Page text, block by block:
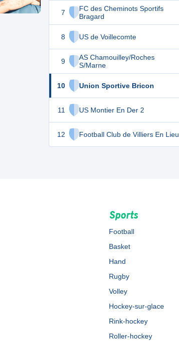
7
FC des Cheminots Sportifs
Bragard
8 US de Voillecomte
9
AS Chamouilley/Roches
S/Marne
10 Union Sportive Bricon
11 US Montier En Der 2
12 Football Club de Villiers En Lieu
Sports
Football
Basket
Hand
Rugby
Volley
Hockey-sur-glace
Rink-hockey
Roller-hockey